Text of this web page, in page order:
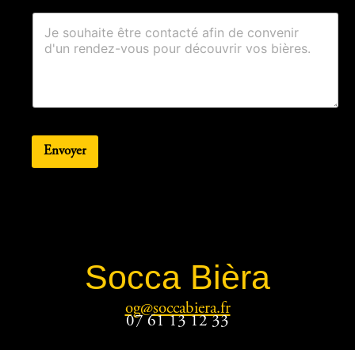
Envoyer
Socca Bièra
og@soccabiera.fr
07 61 13 12 33